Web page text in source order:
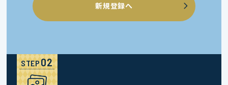
新規登録へ
STEP